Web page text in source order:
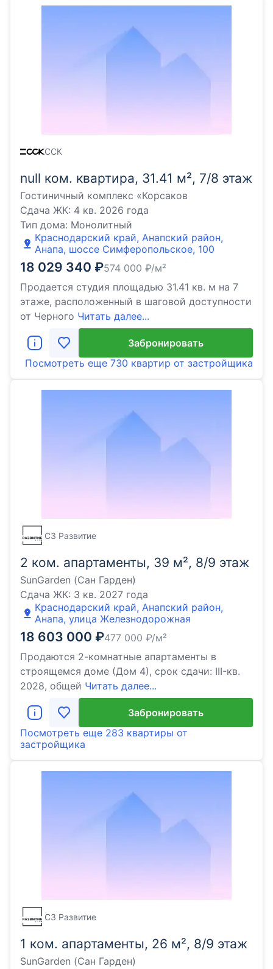
null ком. квартира, 31.41 м², 7/8 этаж
Гостиничный комплекс «Корсаков
Сдача ЖК: 4 кв. 2026 года
Тип дома: Монолитный
Краснодарский край, Анапский район,
Анапа, шоссе Симферопольское, 100
18 029 340 ₽574 000 ₽/м²
Продается студия площадью 31.41 кв. м на 7
этаже, расположенный в шаговой доступности
от Черного Читать далее...
ССК
Забронировать
Посмотреть еще 730 квартир от застройщика
2 ком. апартаменты, 39 м², 8/9 этаж
SunGarden (Сан Гарден)
Сдача ЖК: 3 кв. 2027 года
Краснодарский край, Анапский район,
Анапа, улица Железнодорожная
18 603 000 ₽477 000 ₽/м²
Продаются 2-комнатные апартаменты в
строящемся доме (Дом 4), срок сдачи: III-кв.
2028, общей Читать далее...
СЗ Развитие
Забронировать
Посмотреть еще 283 квартиры от
застройщика
1 ком. апартаменты, 26 м², 8/9 этаж
SunGarden (Сан Гарден)
СЗ Развитие